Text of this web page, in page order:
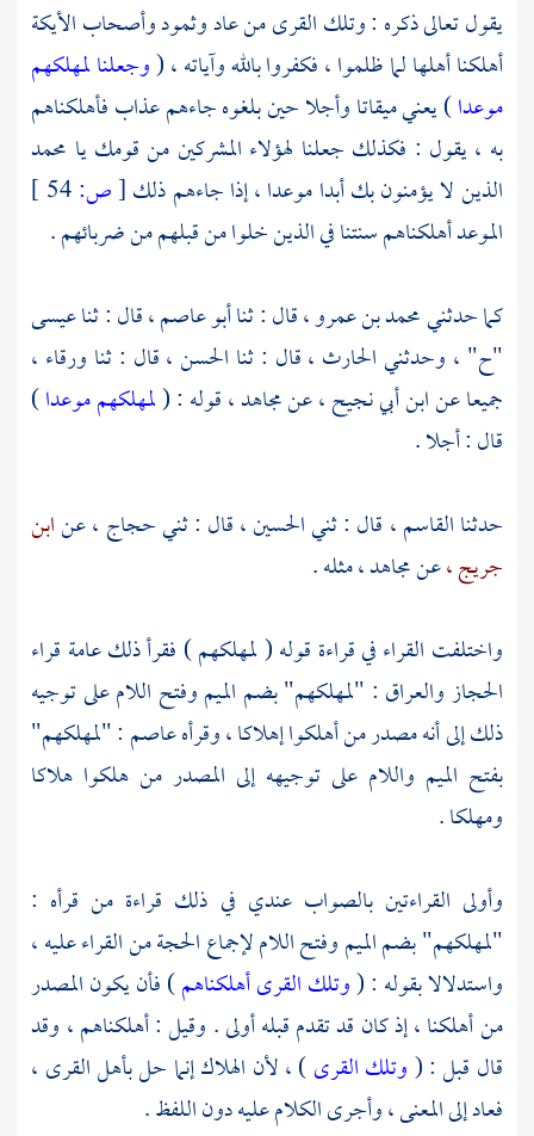
يقول تعالى ذكره : وتلك القرى منعادوثمودوأصحاب الأيكة
أهلكنا أهلها لما ظلموا ، فكفروا بالله وآياته ، (وجعلنا لمهلكهم
موعدا) يعني ميقاتا وأجلا حين بلغوه جاءهم عذاب فأهلكناهم
به ، يقول : فكذلك جعلنا لهؤلاء المشركين من قومك يا محمد
الذين لا يؤمنون بك أبدا موعدا ، إذا جاءهم ذلك[ص:
الموعد أهلكناهم سنتنا في الذين خلوا من قبلهم من ضربائهم .
كما حدثنيمحمد بن عمرو ،قال : ثناأبو عاصم ،قال : ثناعيسى
"ح" ، وحدثنيالحارث ،قال : ثنا الحسن ،قال : ثنا ورقاء ،
جميعا عنابن أبي نجيح ،عنمجاهد ،قوله : (لمهلكهم موعدا)
قال : أجلا .
حدثناالقاسم ، قال : ثنيالحسين ،قال : ثنيحجاج ،عنابن
جريج ،عنمجاهد ،مثله .
واختلفت القراء في قراءة قوله ( لمهلكهم ) فقرأ ذلك عامة قراء
الحجازوالعراق : "لمهلكهم" بضم الميم وفتح اللام على توجيه
ذلك إلى أنه مصدر من أهلكوا إهلاكا ، وقرأهعاصم : "لمهلكهم"
بفتح الميم واللام على توجيهه إلى المصدر من هلكوا هلاكا
ومهلكا .
وأولى القراءتين بالصواب عندي في ذلك قراءة من قرأه :
"لمهلكهم" بضم الميم وفتح اللام لإجماع الحجة من القراء عليه ،
واستدلالا بقوله : (وتلك القرى أهلكناهم) فأن يكون المصدر
من أهلكنا ، إذ كان قد تقدم قبله أولى . وقيل : أهلكناهم ، وقد
قال قبل : (وتلك القرى) ، لأن الهلاك إنما حل بأهل القرى ،
فعاد إلى المعنى ، وأجرى الكلام عليه دون اللفظ .